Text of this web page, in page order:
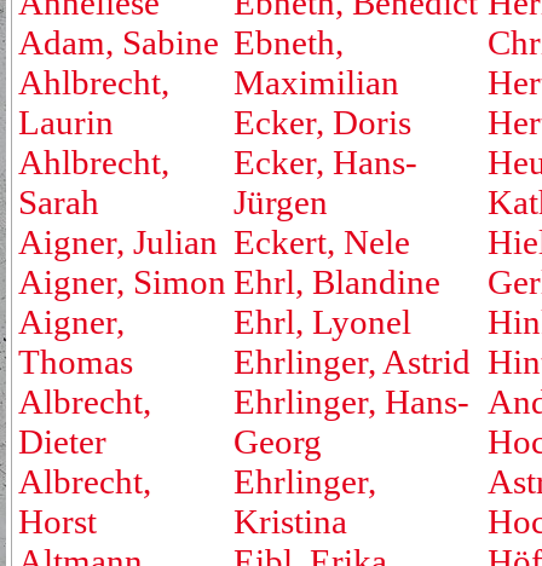
Adam, Sabine
Ahlbrecht,
Laurin
Ahlbrecht,
Sarah
Aigner, Julian
Aigner, Simon
Aigner,
Thomas
Albrecht,
Dieter
Albrecht,
Horst
Ebneth,
Maximilian
Ecker, Doris
Ecker, Hans-
Jürgen
Eckert, Nele
Ehrl, Blandine
Ehrl, Lyonel
Ehrlinger, Astrid
Ehrlinger, Hans-
Georg
Ehrlinger,
Kristina